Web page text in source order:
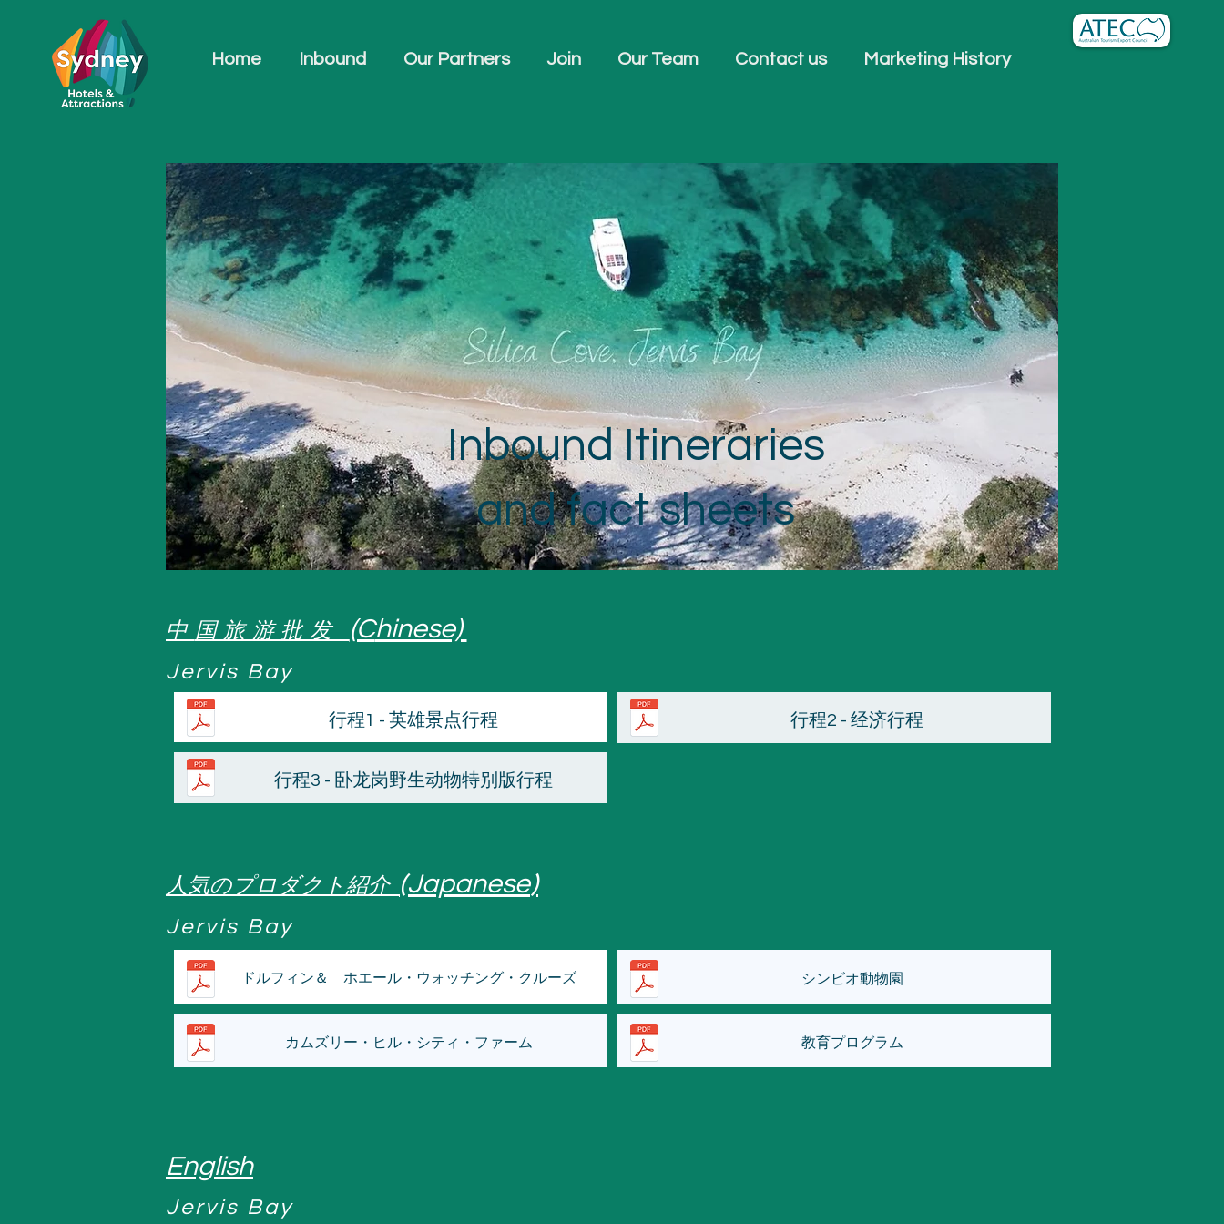
Home Inbound Our Partners Join Our Team Contact us Marketing History
Inbound Itineraries
and fact sheets
中 国旅游批发 (Chinese)
Jervis Bay
行程1 - 英雄景点行程
行程3 - 卧龙岗野生动物特别版行程
行程2 - 经济行程
人気のプロダクト紹介 (Japanese)
Jervis Bay
ドルフィン＆ ホエール・ウォッチング・クルーズ
カムズリー・ヒル・シティ・ファーム
シンビオ動物園
教育プログラム
English
Jervis Bay